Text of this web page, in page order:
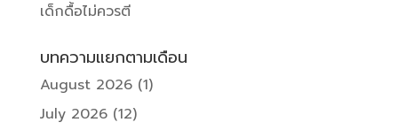
เด็กดื้อไม่ควรตี
บทความแยกตามเดือน
August 2026(1)
July 2026(12)